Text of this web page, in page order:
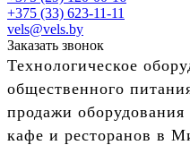
+375 (33) 623-11-11
vels@vels.by
Заказать звонок
Технологическое
общественного
продажи
кафе и ресторанов в